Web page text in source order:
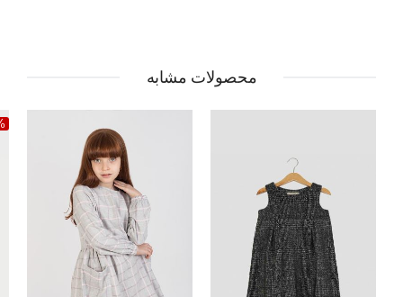
محصولات مشابه